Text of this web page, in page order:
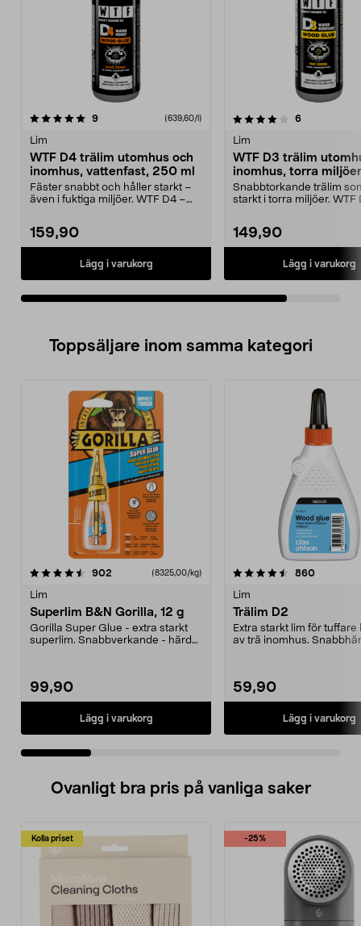
9recensioner (639,60/l)
Lim
WTF D4 trälim utomhus och
inomhus, vattenfast, 250 ml
Fäster snabbt och håller starkt –
även i fuktiga miljöer. WTF D4 –
159,90
Lägg i varukorg
4.0av 5 stjärnor 6recensioner
Lim
WTF D3 trälim
inomhus, torra
ml
Snabbtorkande trälim
starkt i torra miljöer. WTF
149,90
Lägg i varukorg
Toppsäljare inom samma kategori
902 recensioner(8325,00/kg)
Lim
Superlim B&N Gorilla, 12 g
Gorilla Super Glue - extra starkt
superlim. Snabbverkande - härdar
99,90
Lägg i varukorg
4.5 av 5 stjärnor 860
Lim
Trälim D2
Extra starkt lim för tuffare
av trä inomhus.
59,90
Lägg i varukorg
4.5 av 5 stjärnor
Ovanligt bra pris på vanliga saker
Kolla priset -25%